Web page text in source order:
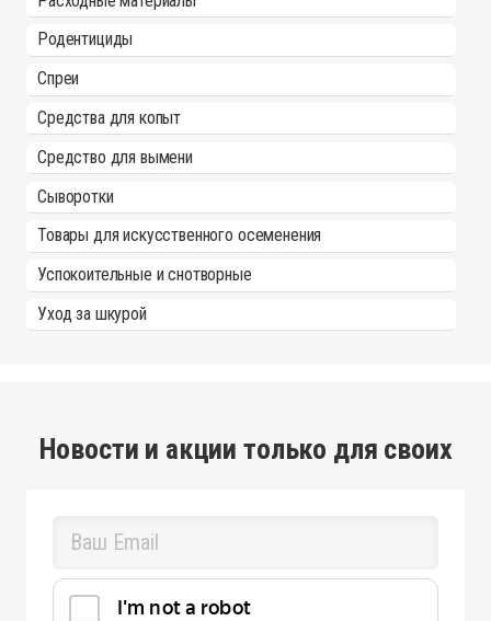
Родентициды
Спреи
Средства для копыт
Средство для вымени
Сыворотки
Товары для искусственного осеменения
Успокоительные и снотворные
Уход за шкурой
Новости и акции только для своих